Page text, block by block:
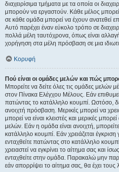
διαχειρίσιμα τμήματα με τα οποία οι
μπορούν να εργαστούν. Κάθε μέλος
σε κάθε ομάδα μπορεί να έχουν ανατεθεί
Αυτό παρέχει έναν εύκολο τρόπο σε
πολλά μέλη ταυτόχρονα, όπως είναι
χορήγηση στα μέλη πρόσβαση σε μια
Κορυφή
Πού είναι οι ομάδες μελών και πώς
Μπορείτε να δείτε όλες τις ομάδες
στον Πίνακα Ελέγχου Μέλους. Εάν
πατώντας το κατάλληλο κουμπί. Ωστόσο,
ανοιχτή πρόσβαση. Μερικές μπορεί να
μπορεί να είναι κλειστές και μερικές
μελών. Εάν η ομάδα είναι ανοιχτή,
κατάλληλο κουμπί. Εάν χρειάζεται έγκριση
ενταχθείτε πατώντας στο κατάλληλο
χρειαστεί να εγκρίνει το αίτημα σας και
ενταχθείτε στην ομάδα. Παρακαλώ μην
εάν απορρίψει το αίτημα σας, θα έχει τους